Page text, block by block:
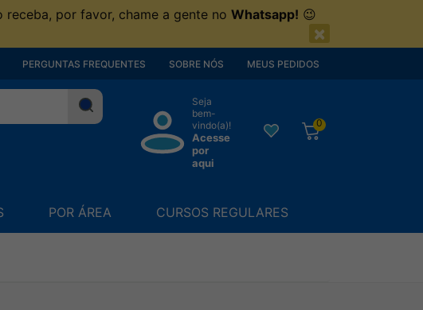
receba, por favor, chame a gente no Whatsapp! 😉
×
PERGUNTAS FREQUENTES SOBRE NÓS MEUS PEDIDOS
Seja
bem-
vindo(a)!
Acesse
por
aqui
0
POR ÁREA CURSOS REGULARES